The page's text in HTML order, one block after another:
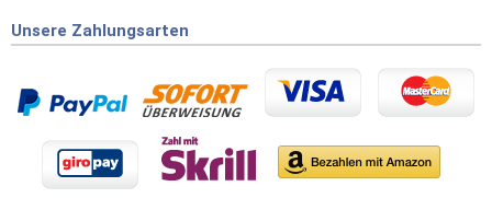
Unsere Zahlungsarten